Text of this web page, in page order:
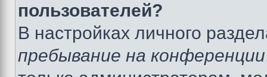
пользователей?
В настройках личного
пребывание на конференции